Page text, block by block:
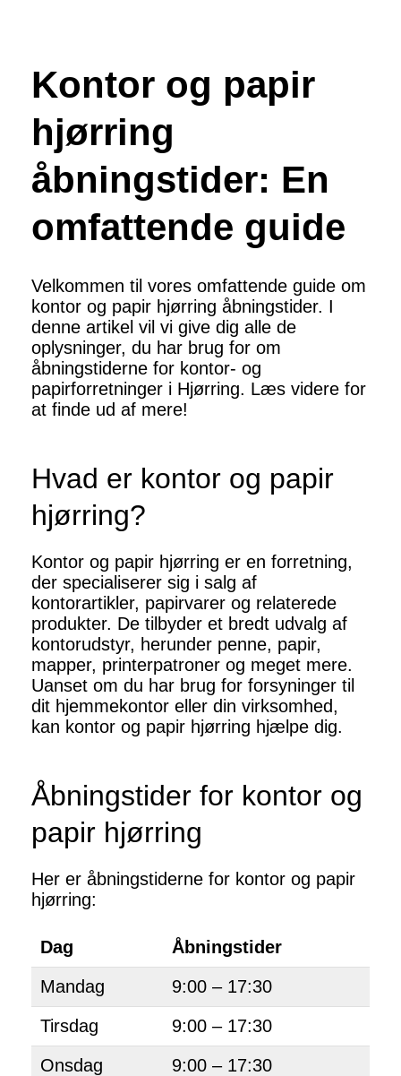
Kontor og papir
hjørring
åbningstider: En
omfattende guide
Velkommen til vores omfattende guide om
kontor og papir hjørring åbningstider. I
denne artikel vil vi give dig alle de
oplysninger, du har brug for om
åbningstiderne for kontor- og
papirforretninger i Hjørring. Læs videre for
at finde ud af mere!
Hvad er kontor og papir
hjørring?
Kontor og papir hjørring er en forretning,
der specialiserer sig i salg af
kontorartikler, papirvarer og relaterede
produkter. De tilbyder et bredt udvalg af
kontorudstyr, herunder penne, papir,
mapper, printerpatroner og meget mere.
Uanset om du har brug for forsyninger til
dit hjemmekontor eller din virksomhed,
kan kontor og papir hjørring hjælpe dig.
Åbningstider for kontor og
papir hjørring
Her er åbningstiderne for kontor og papir
hjørring:
Dag
Åbningstider
Mandag
9:00 – 17:30
Tirsdag
9:00 – 17:30
Onsdag
9:00 – 17:30